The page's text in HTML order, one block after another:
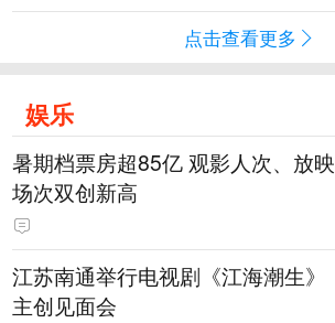
点击查看更多
娱乐
暑期档票房超85亿 观影人次、放映
场次双创新高
江苏南通举行电视剧《江海潮生》
主创见面会